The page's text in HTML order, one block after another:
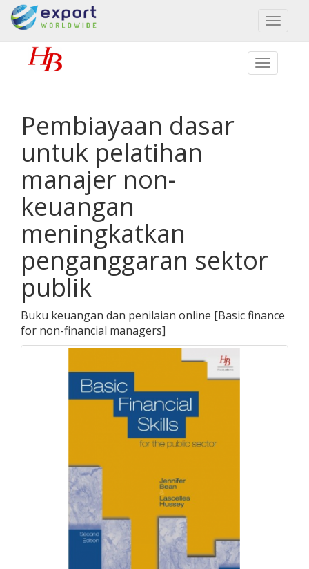
Toggle
Pembiayaan dasar
untuk pelatihan
manajer non-
keuangan
meningkatkan
penganggaran sektor
publik
Buku keuangan dan penilaian online [Basic finance
for non-financial managers]